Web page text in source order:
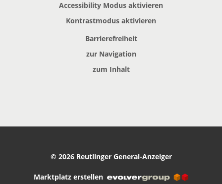
Accessibility Modus aktivieren
Kontrastmodus aktivieren
Barrierefreiheit
zur Navigation
zum Inhalt
© 2026 Reutlinger General-Anzeiger
Marktplatz erstellen